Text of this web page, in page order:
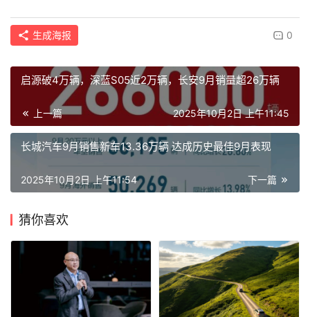
生成海报 0
启源破4万辆，深蓝S05近2万辆，长安9月销量超26万辆
上一篇 2025年10月2日 上午11:45
长城汽车9月销售新车13.36万辆 达成历史最佳9月表现
下一篇
2025年10月2日 上午11:54
猜你喜欢